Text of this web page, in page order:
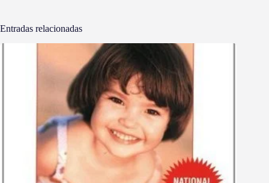
Entradas relacionadas